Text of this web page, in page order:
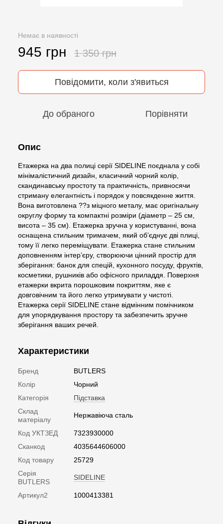
Немає в наявності
945 грн 1 350 грн
Повідомити, коли з'явиться
До обраного Порівняти
Опис
Етажерка на два полиці серії SIDELINE поєднала у собі
мінімалістичний дизайн, класичний чорний колір,
скандинавську простоту та практичність, привносячи
стриману елегантність і порядок у повсякденне життя.
Вона виготовлена ??з міцного металу, має оригінальну
округлу форму та компактні розміри (діаметр – 25 см,
висота – 35 см). Етажерка зручна у користуванні, вона
оснащена стильним тримачем, який об’єднує дві плиці,
тому її легко переміщувати. Етажерка стане стильним
доповненням інтер’єру, створюючи цінний простір для
зберігання: банок для спецій, кухонного посуду, фруктів,
косметики, рушників або офісного приладдя. Поверхня
етажерки вкрита порошковим покриттям, яке є
довговічним та його легко утримувати у чистоті.
Етажерка серії SIDELINE стане відмінним помічником
для упорядкування простору та забезпечить зручне
зберігання ваших речей.
Характеристики
Бренд
BUTLERS
Колір
Чорний
Категорія
Підставка
Склад
матеріалу
Нержавіюча сталь
Код УКТЗЕД
7323930000
Сканкод
4035644606000
Код товару
25729
Серія
BUTLERS
SIDELINE
Артикул2 1000413381